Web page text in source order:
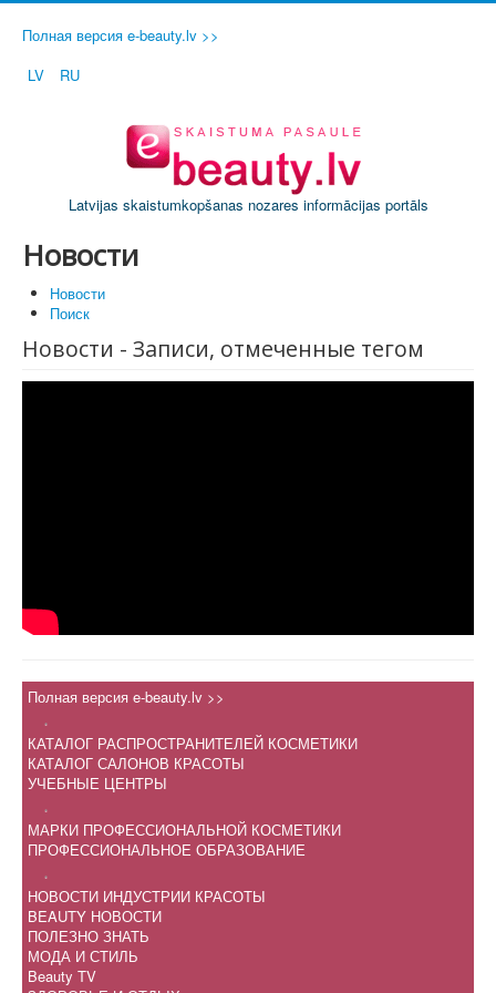
Полная версия e-beauty.lv >>
LV
RU
Latvijas skaistumkopšanas nozares informācijas portāls
Новости
Новости
Поиск
Новости - Записи, отмеченные тегом
Полная версия e-beauty.lv >>
.
КАТАЛОГ РАСПРОСТРАНИТЕЛЕЙ КОСМЕТИКИ
КАТАЛОГ САЛОНОВ КРАСОТЫ
УЧЕБНЫЕ ЦЕНТРЫ
.
МАРКИ ПРОФЕССИОНАЛЬНОЙ КОСМЕТИКИ
ПРОФЕССИОНАЛЬНОЕ ОБРАЗОВАНИЕ
.
НОВОСТИ ИНДУСТРИИ КРАСОТЫ
BEAUTY НОВОСТИ
ПОЛЕЗНО ЗНАТЬ
МОДА И СТИЛЬ
Beauty TV